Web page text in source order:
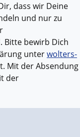
dass wir Deine
und nur zu
Bitte bewirb Dich
unterwolters-
Mit der Absendung
der